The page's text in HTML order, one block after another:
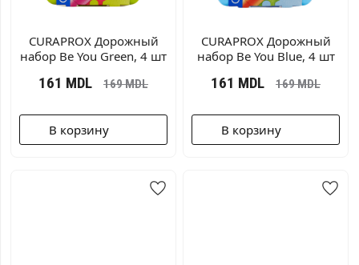
CURAPROX Дорожный
набор Be You Green, 4 шт
161 MDL 169MDL
В корзину
CURAPROX Дорожный
набор Be You Blue, 4 шт
161 MDL 169MDL
В корзину